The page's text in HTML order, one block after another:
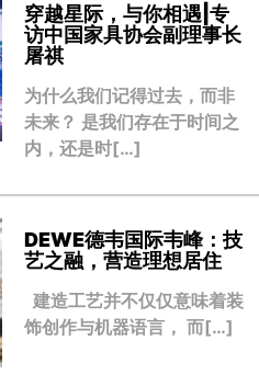
穿越星际，与你相遇|专
访中国家具协会副理事长
屠祺
为什么我们记得过去，而非
未来？ 是我们存在于时间之
内，还是时[…]
DEWE德韦国际韦峰：技
艺之融，营造理想居住
建造工艺并不仅仅意味着装
饰创作与机器语言， 而[…]